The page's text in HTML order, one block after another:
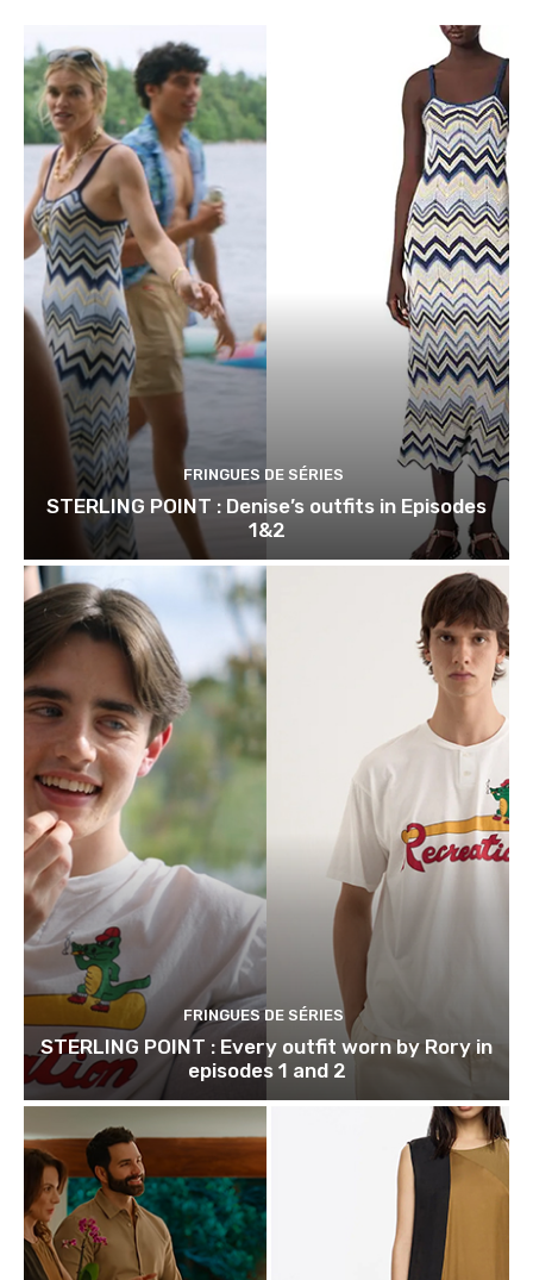
FRINGUES DE SÉRIES
STERLING POINT : Denise’s outfits in Episodes
1&2
FRINGUES DE SÉRIES
STERLING POINT : Every outfit worn by Rory in
episodes 1 and 2